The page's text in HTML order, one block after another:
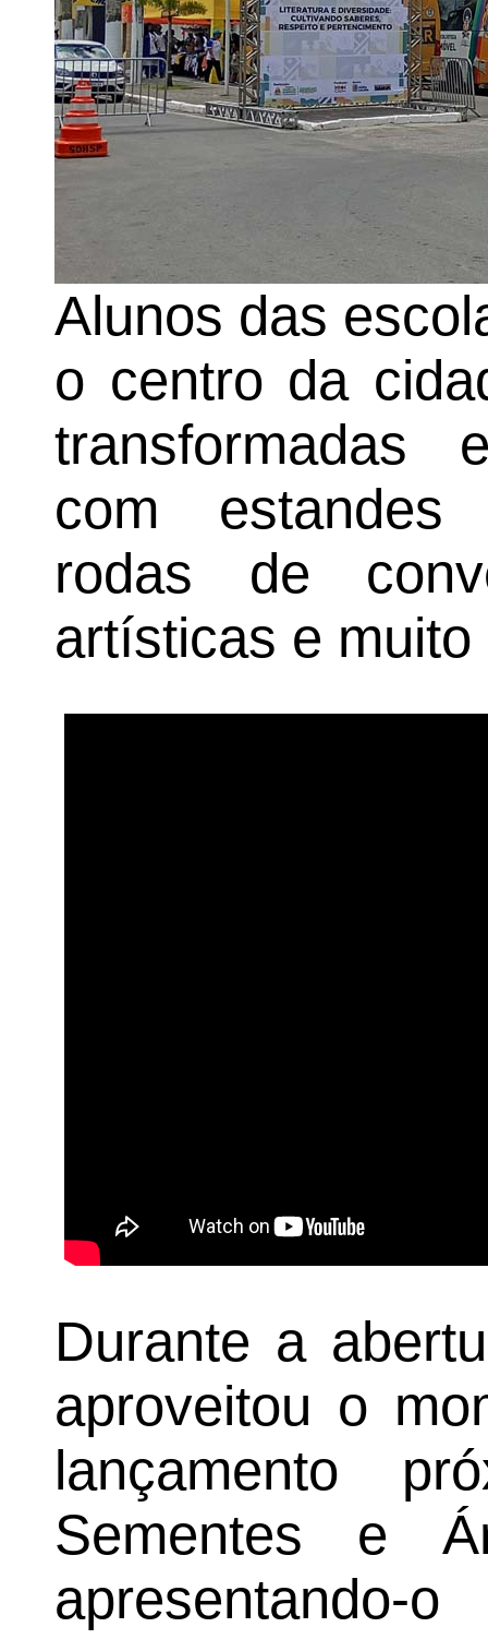
Alunos das
o centro da
transformadas
com estandes
rodas de
artísticas e muito
Durante a
aproveitou o
lançamento
Sementes e
apresentando-